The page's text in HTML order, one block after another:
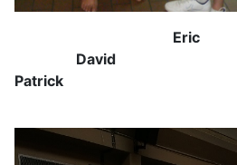
Patrick